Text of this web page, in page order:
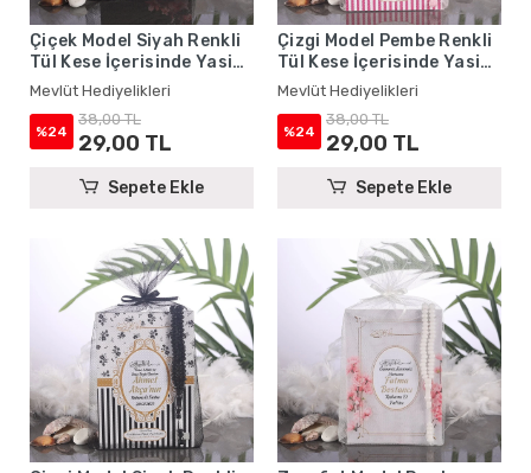
Çiçek Model Siyah Renkli
Tül Kese İçerisinde Yasin
Kitabı ve Tesbih - Mevlüt
Hediyelikleri
Mevlüt Hediyelikleri
%24
38,00 TL
29,00 TL
Sepete Ekle
Çizgi Model Pembe Renkli
Tül Kese İçerisinde Yasin
Kitabı ve Tesbih - Mevlüt
Hediyelikleri
Mevlüt Hediyelikleri
%24
38,00 TL
29,00 TL
Sepete Ekle